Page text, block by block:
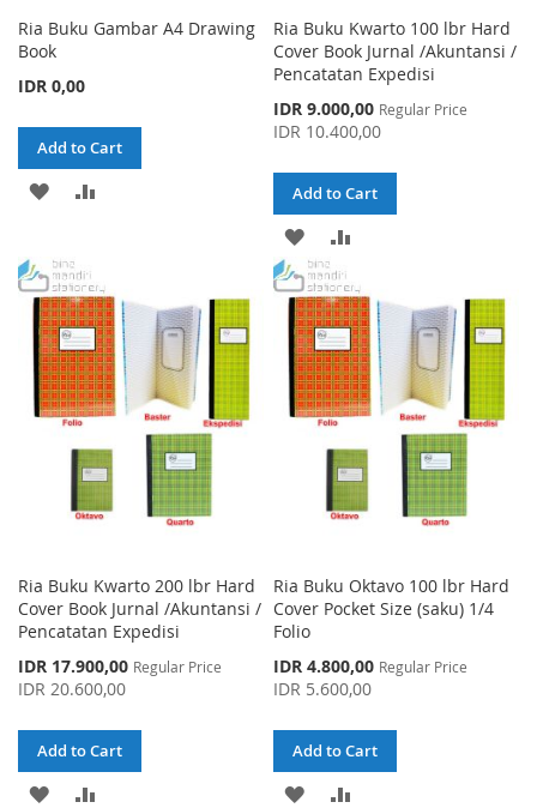
Ria Buku Gambar A4 Drawing
Book
IDR 0,00
Add to Cart
ADD
WISH
LIST
Ria Buku Kwarto 100 lbr Hard
Cover Book Jurnal /Akuntansi /
Pencatatan Expedisi
Special
Price
IDR 9.000,00 Regular Price
IDR 10.400,00
Add to Cart
ADD
TO
WISH
LIST
COMPARE
Ria Buku Kwarto 200 lbr Hard
Cover Book Jurnal /Akuntansi /
Pencatatan Expedisi
Special
Price
IDR 17.900,00 Regular Price
IDR 20.600,00
Add to Cart
ADD
Ria Buku Oktavo 100 lbr Hard
Cover Pocket Size (saku) 1/4
Folio
Special
Price
IDR 4.800,00 Regular Price
IDR 5.600,00
Add to Cart
ADD